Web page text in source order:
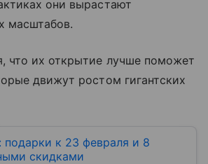
они вырастают
масштабов.
что их открытие лучше поможет
движут ростом гигантских
подарки к 23 февраля и 8
скидками